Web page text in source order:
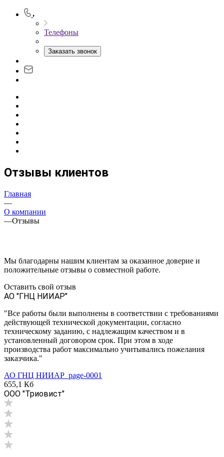
Телефоны
Заказать звонок
Отзывы клиентов
Главная
—
О компании
—Отзывы
Мы благодарны нашим клиентам за оказанное доверие и
положительные отзывы о совместной работе.
Оставить свой отзыв
АО "ГНЦ НИИАР"
"Все работы были выполнены в соответствии с требованиями
действующей технической документации, согласно
техническому заданию, с надлежащим качеством и в
установленный договором срок. При этом в ходе
производства работ максимально учитывались пожелания
заказчика."
АО ГНЦ НИИАР_page-0001
655,1 Кб
ООО "Триовист"